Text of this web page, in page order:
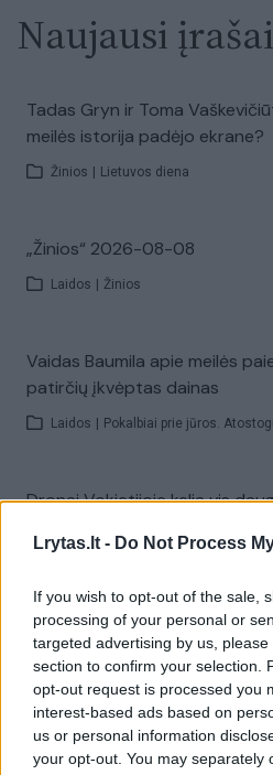
Lrytas.lt - Do Not Process
If you wish to opt-out of the sale,
processing of your personal or
targeted advertising by us,
section to confirm your selection.
opt-out request is processed you
interest-based ads based on
us or personal information
your opt-out. You may separately
Naujausi įrašai
Tadas Gryn ir Toma
meilės istorija padėjo ekrane?
Žinios Lietuvos diena
„Žinios“ 2026-08-08
Laidos Žinios
Vaidas Baumila apie meilės
patirčių įkvėptas dainas
Laidos Pokalbiai prie jūros.
Dronai Vokietijoje kelia vis
Visi įrašai
Žiūrimiausi